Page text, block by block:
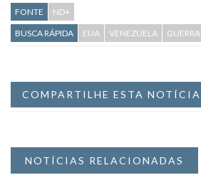
FONTE
ND+
BUSCA RÁPIDA
EUA VENEZUELA GUERRA
COMPARTILHE ESTA NOTÍCIA
NOTÍCIAS RELACIONADAS